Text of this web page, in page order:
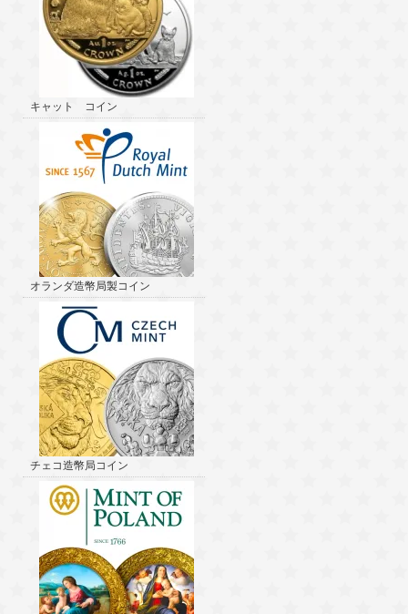
キャット コイン
オランダ造幣局製コイン
チェコ造幣局コイン